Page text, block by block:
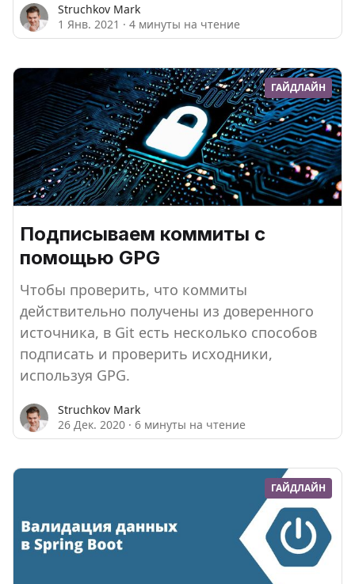
Struchkov Mark
1 Янв. 2021 · 4 минуты на чтение
ГАЙДЛАЙН
Подписываем коммиты с
помощью GPG
Чтобы проверить, что коммиты
действительно получены из доверенного
источника, в Git есть несколько способов
подписать и проверить исходники,
используя GPG.
Struchkov Mark
26 Дек. 2020 · 6 минуты на чтение
ГАЙДЛАЙН